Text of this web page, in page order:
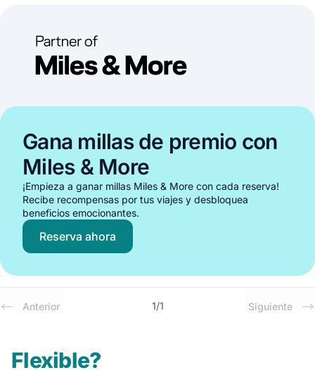
Gana millas de premio con
Miles & More
¡Empieza a ganar millas Miles & More con cada reserva!
Recibe recompensas por tus viajes y desbloquea
beneficios emocionantes.
Reserva ahora
Anterior 1/1 Siguiente
Flexible?